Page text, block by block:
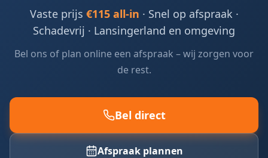
Vaste prijs €115 all-in · Snel op afspraak ·
Schadevrij · Lansingerland en omgeving
Bel ons of plan online een afspraak – wij zorgen voor
de rest.
Bel direct
Afspraak plannen